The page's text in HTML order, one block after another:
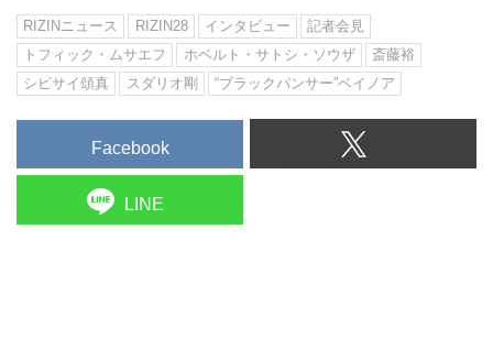
RIZINニュース RIZIN28 インタビュー
記者会見
トフィック・ムサエフ
ホベルト・サトシ・ソウザ
斎藤裕
シビサイ頌真
スダリオ剛 “ブラックパンサー”ベイノア
Facebook
LINE